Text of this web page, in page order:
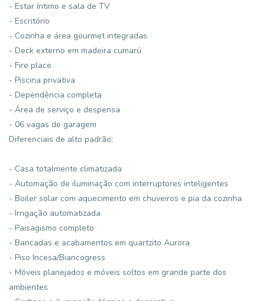
- Estar íntimo e sala de TV
- Escritório
- Cozinha e área gourmet integradas
- Deck externo em madeira cumarú
- Fire place
- Piscina privativa
- Dependência completa
- Área de serviço e despensa
- 06 vagas de garagem
Diferenciais de alto padrão:
- Casa totalmente climatizada
- Automação de iluminação com interruptores inteligentes
- Boiler solar com aquecimento em chuveiros e pia da cozinha
- Irrigação automatizada
- Paisagismo completo
- Bancadas e acabamentos em quartzito Aurora
- Piso Incesa/Biancogress
- Móveis planejados e móveis soltos em grande parte dos
ambientes